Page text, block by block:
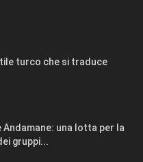
turco che si traduce
Andamane: una lotta per la
gruppi...